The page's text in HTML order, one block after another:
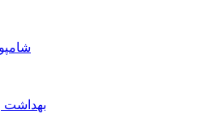
بهداشت